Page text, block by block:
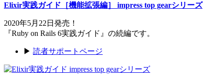
Elixir実践ガイド［機能拡張編］ impress top gearシリーズ
2020年5月22日発売！
『Ruby on Rails 6実践ガイド』の続編です。
▶ 読者サポートページ